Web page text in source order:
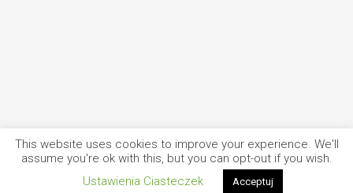
UnstableTrip - 2026 ©
O nas Ciasteczka Polityka Prywatności Kontakt
This website uses cookies to improve your experience. We'll
assume you're ok with this, but you can opt-out if you wish.
Ustawienia Ciasteczek
Acceptuj